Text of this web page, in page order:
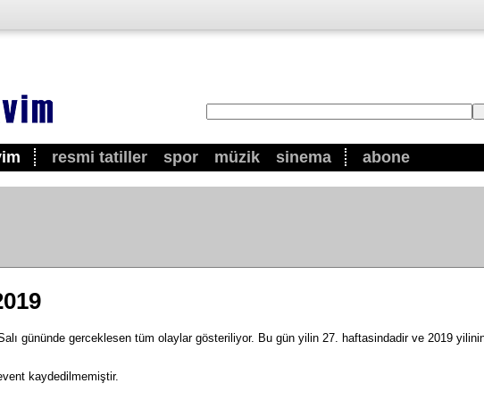
resmi tatiller spor müzik sinema abone
gününde gerceklesen tüm olaylar gösteriliyor. Bu gün yilin 27. haftasindadir ve 2019
kaydedilmemiştir.